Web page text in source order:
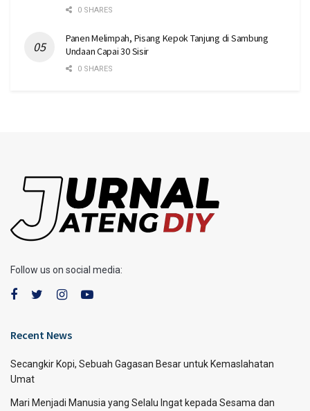
0 SHARES
Panen Melimpah, Pisang Kepok Tanjung di Sambung
Undaan Capai 30 Sisir
0 SHARES
Follow us on social media:
Recent News
Secangkir Kopi, Sebuah Gagasan Besar untuk Kemaslahatan
Umat
Mari Menjadi Manusia yang Selalu Ingat kepada Sesama dan